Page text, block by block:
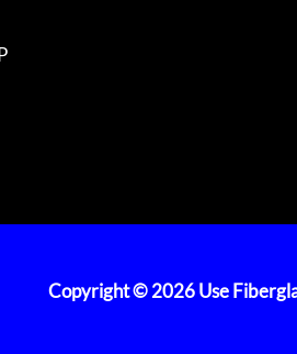
Copyright © 2026 Use